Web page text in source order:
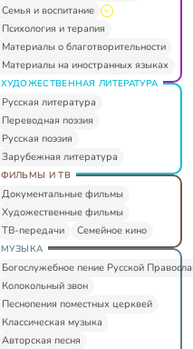
Семья и воспитание
Психология и терапия
Материалы о благотворительности
Материалы на иностранных языках
ХУДОЖЕСТВЕННАЯ ЛИТЕРАТУРА
Русская литература
Переводная поэзия
Русская поэзия
Зарубежная литература
ФИЛЬМЫ И ТВ
Документальные фильмы
Художественные фильмы
ТВ-передачи
Семейное кино
МУЗЫКА
Богослужебное пение Русской
Колокольный звон
Песнопения поместных церквей
Классическая музыка
Авторская песня